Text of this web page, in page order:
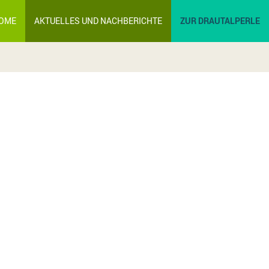
AKTUELLES UND NACHBERICHTE ZUR DRAUTALPERLE